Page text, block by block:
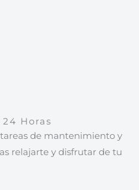
Horas
de mantenimiento y
relajarte y disfrutar de tu